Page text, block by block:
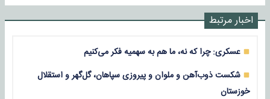
اخبار مرتبط
عسکری: چرا که نه، ما هم به سهمیه فکر می‌کنیم
شکست ذوب‌آهن و ملوان و پیروزی سپاهان، گل‌گهر و استقلال
خوزستان